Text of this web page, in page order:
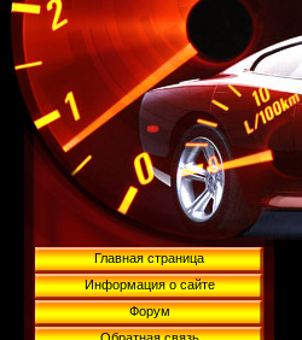
Главная страница
Информация о сайте
Форум